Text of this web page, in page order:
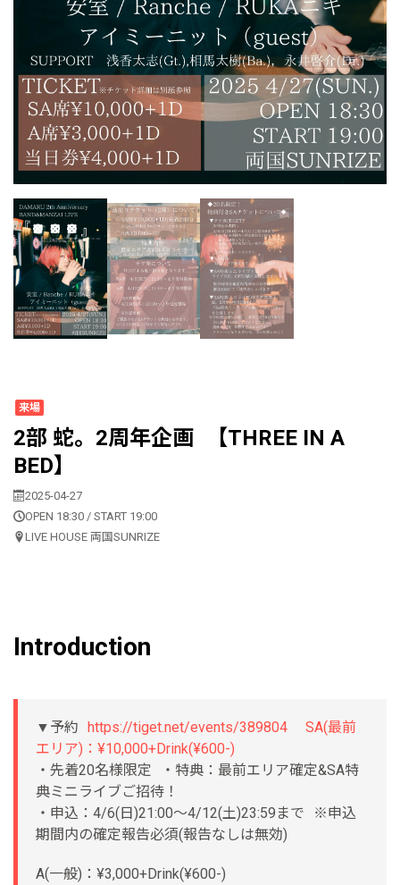
来場
2部 蛇。2周年企画 【THREE IN A
BED】
2025-04-27
OPEN 18:30 / START 19:00
LIVE HOUSE 両国SUNRIZE
Introduction
▼予約 https://tiget.net/events/389804 SA(最前
エリア)：¥10,000+Drink(¥600-)
・先着20名様限定 ・特典：最前エリア確定&SA特
典ミニライブご招待！
・申込：4/6(日)21:00〜4/12(土)23:59まで ※申込
期間内の確定報告必須(報告なしは無効)
A(一般)：¥3,000+Drink(¥600-)